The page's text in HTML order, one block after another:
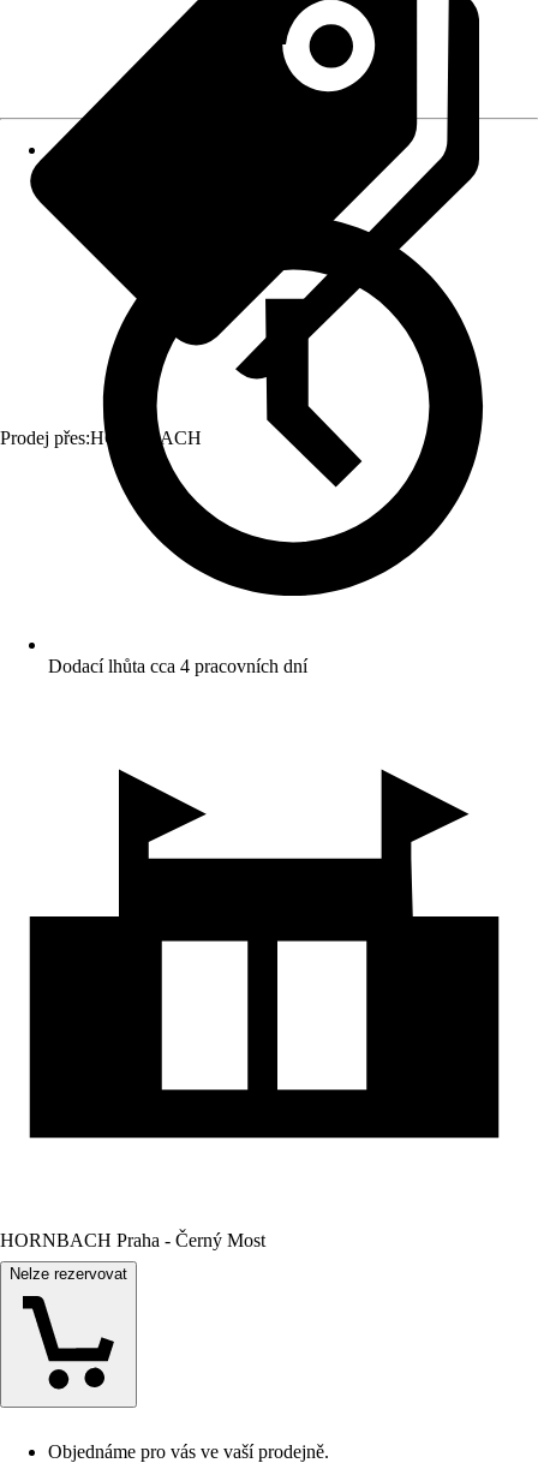
Prodej přes:HORNBACH
Dodací lhůta cca 4 pracovních dní
HORNBACH Praha - Černý Most
Nelze rezervovat
Objednáme pro vás ve vaší prodejně.